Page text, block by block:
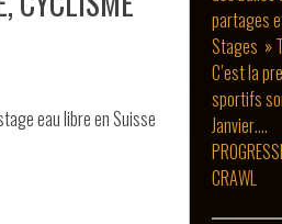
eau libre en Suisse
partages
Stages »
C’est la
sportifs
Janvier….
CRAWL